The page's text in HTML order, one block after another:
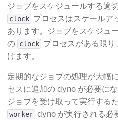
ジョブをスケジュールする適
clock
プロセスはスケール
あります。ジョブをスケジュ
の clock
プロセスがある限
けます。
定期的なジョブの処理が大幅
セスに追加の dyno が必要に
ジョブを受け取って実行する
worker dyno が実行される必